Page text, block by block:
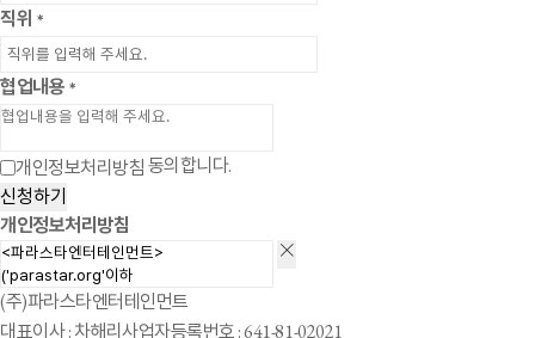
직위 *
협업내용*
개인정보처리방침동의합니다.
신청하기
개인정보처리방침
(주)파라스타엔터테인먼트
대표이사 : 차해리사업자등록번호 : 641-81-02021